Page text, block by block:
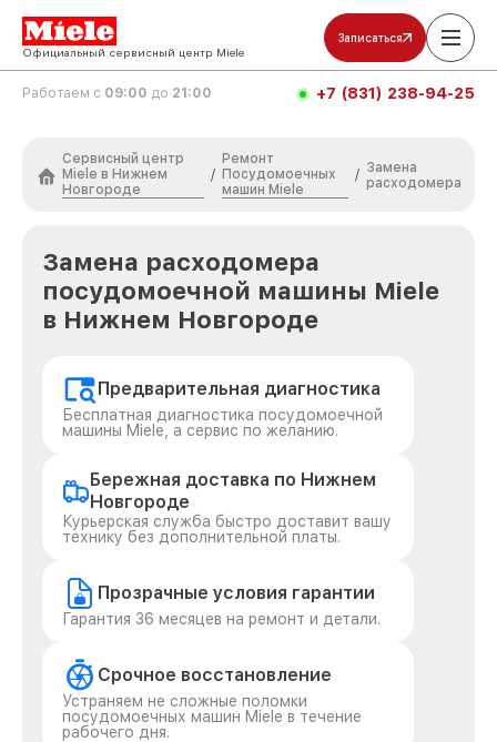
Официальный сервисный центр Miele
Записаться
Работаем с 09:00 до 21:00 +7 (831) 238-94-25
Сервисный центр
Miele в Нижнем
Новгороде
/
Ремонт
Посудомоечных
машин Miele
/ Замена
расходомера
Замена расходомера
посудомоечной машины Miele
в Нижнем Новгороде
Предварительная диагностика
Бесплатная диагностика посудомоечной
машины Miele, а сервис по желанию.
Бережная доставка по Нижнем
Новгороде
Курьерская служба быстро доставит вашу
технику без дополнительной платы.
Прозрачные условия гарантии
Гарантия 36 месяцев на ремонт и детали.
Срочное восстановление
Устраняем не сложные поломки
посудомоечных машин Miele в течение
рабочего дня.